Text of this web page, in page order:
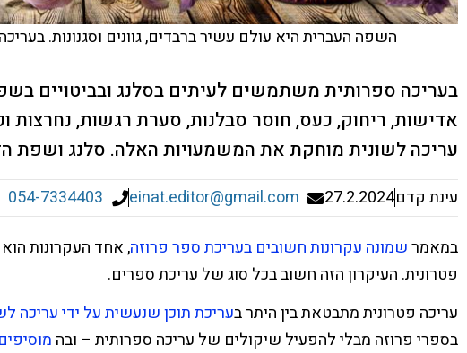
השפה העברית היא עולם עשיר ברבדים, גוונים וסגנונות.
בעריכה ספרותית משתמשים לעיתים בסלנג ובביטויים
אדישות, ריחוק, כעס, חוסר סבלנות, סערת רגשות, נחרצות
עריכה לשונית מוחקת את המשמעויות האלה. סלנג ושפת
עינת קדם27.2.2024
einat.editor@gmail.com
054-7334403
במאמרשמונה עקרונות חשובים בעריכת ספר פרוזה, אחד העקרונות
פטרונית. העיקרון הזה חשוב בכל סוג של עריכת ספרים.
עריכה פטרונית מתבטאת בין היתרבעריכת תוכן שנעשית על ידי עריכה
בספרי פרוזה מבלי להפעיל שיקולים של עריכה ספרותית – ובה